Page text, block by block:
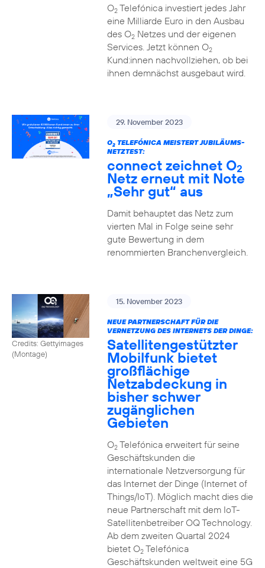
O2Telefónica investiert jedes Jahr
eine Milliarde Euro in den Ausbau
des O2Netzes und der eigenen
Services. Jetzt können O2
Kund:innen nachvollziehen, ob bei
ihnen demnächst ausgebaut wird.
29. November 2023
O2TELEFÓNICA MEISTERT JUBILÄUMS-
NETZTEST:
connect zeichnet O2
Netz erneut mit Note
„Sehr gut“ aus
Damit behauptet das Netz zum
vierten Mal in Folge seine sehr
gute Bewertung in dem
renommierten Branchenvergleich.
Credits: Gettyimages
(Montage)
15. November 2023
NEUE PARTNERSCHAFT FÜR DIE
VERNETZUNG DES INTERNETS DER DINGE:
Satellitengestützter
Mobilfunk bietet
großflächige
Netzabdeckung in
bisher schwer
zugänglichen
Gebieten
O2Telefónica erweitert für seine
Geschäftskunden die
internationale Netzversorgung für
das Internet der Dinge (Internet of
Things/IoT). Möglich macht dies die
neue Partnerschaft mit dem IoT-
Satellitenbetreiber OQ Technology.
Ab dem zweiten Quartal 2024
bietet O2Telefónica
Geschäftskunden weltweit eine 5G